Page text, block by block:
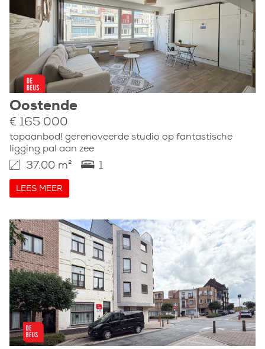
Oostende
€ 165 000
topaanbod! gerenoveerde studio op fantastische
ligging pal aan zee
37.00 m² 1
LEES MEER